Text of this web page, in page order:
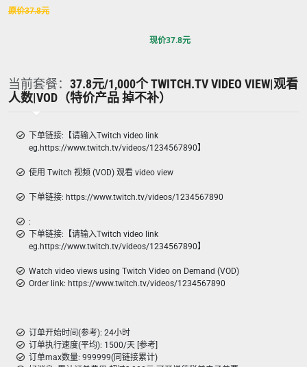
原价37.8元
现价37.8元
当前套餐： 37.8元/1,000个 TWITCH.TV VIDEO VIEW|观看
人数|VOD（特价产品 掉不补）
下单链接:【请输入Twitch video link
eg.https://www.twitch.tv/videos/1234567890】
使用 Twitch 视频 (VOD) 观看 video view
下单链接: https://www.twitch.tv/videos/1234567890
:
下单链接:【请输入Twitch video link
eg.https://www.twitch.tv/videos/1234567890】
Watch video views using Twitch Video on Demand (VOD)
Order link: https://www.twitch.tv/videos/1234567890
订单开始时间(参考): 24小时
订单执行速度(平均): 1500/天 [参考]
订单max数量: 999999(同链接累计)